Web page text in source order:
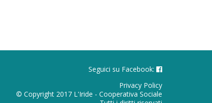
Seguici su Facebook:
Privacy Policy
© Copyright 2017 L'Iride - Cooperativa Sociale